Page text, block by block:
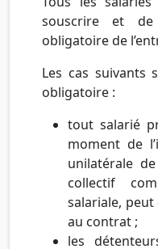
souscrire et
obligatoire de
Les cas suivants
obligatoire :
tout salarié
moment de
unilatérale de
collectif
salariale,
au contrat ;
les